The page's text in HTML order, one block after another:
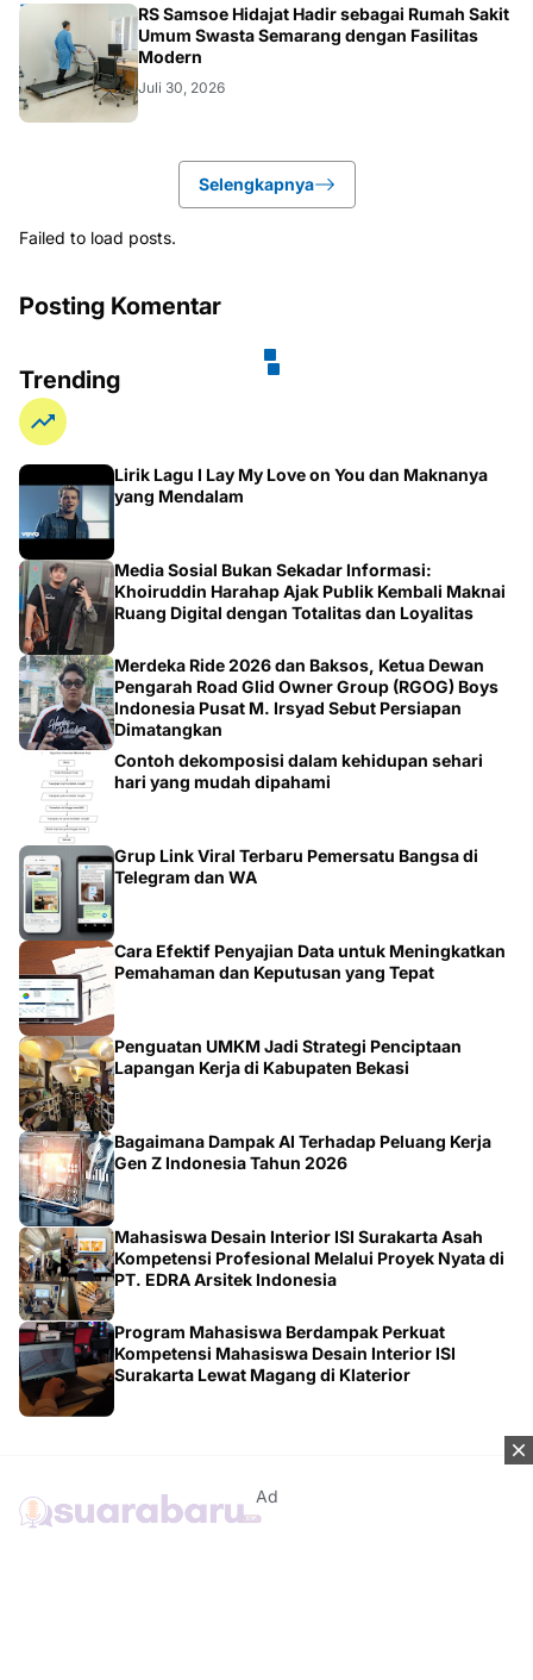
KESEHATAN
RS Samsoe Hidajat Hadir sebagai Rumah Sakit
Umum Swasta Semarang dengan Fasilitas
Modern
Juli 30, 2026
Selengkapnya
Failed to load posts.
Posting Komentar
Trending
Lirik Lagu I Lay My Love on You dan Maknanya
yang Mendalam
Media Sosial Bukan Sekadar Informasi:
Khoiruddin Harahap Ajak Publik Kembali Maknai
Ruang Digital dengan Totalitas dan Loyalitas
Merdeka Ride 2026 dan Baksos, Ketua Dewan
Pengarah Road Glid Owner Group (RGOG) Boys
Indonesia Pusat M. Irsyad Sebut Persiapan
Dimatangkan
Contoh dekomposisi dalam kehidupan sehari
hari yang mudah dipahami
Grup Link Viral Terbaru Pemersatu Bangsa di
Telegram dan WA
Cara Efektif Penyajian Data untuk Meningkatkan
Pemahaman dan Keputusan yang Tepat
Penguatan UMKM Jadi Strategi Penciptaan
Lapangan Kerja di Kabupaten Bekasi
Bagaimana Dampak AI Terhadap Peluang Kerja
Gen Z Indonesia Tahun 2026
Mahasiswa Desain Interior ISI Surakarta Asah
Kompetensi Profesional Melalui Proyek Nyata di
PT. EDRA Arsitek Indonesia
Program Mahasiswa Berdampak Perkuat
Kompetensi Mahasiswa Desain Interior ISI
Surakarta Lewat Magang di Klaterior
Ad